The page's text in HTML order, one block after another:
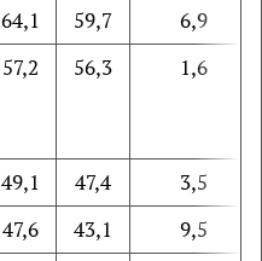
64,1 59,7
6,9
57,2 56,3 1,6
49,1 47,4
3,5
47,6 43,1
9,5